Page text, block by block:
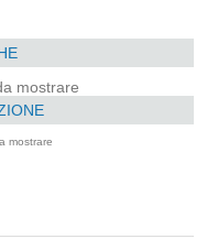
mostrare
mostrare